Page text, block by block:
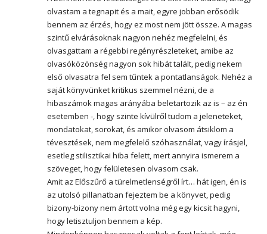
olvastam a tegnapit és a mait, egyre jobban erősödik
bennem az érzés, hogy ez most nem jött össze. A magas
szintű elvárásoknak nagyon nehéz megfelelni, és
olvasgattam a régebbi regényrészleteket, amibe az
olvasóközönség nagyon sok hibát talált, pedig nekem
első olvasatra fel sem tűntek a pontatlanságok. Nehéz a
saját könyvünket kritikus szemmel nézni, de a
hibaszámok magas arányába beletartozik az is – az én
esetemben -, hogy szinte kívülről tudom a jeleneteket,
mondatokat, sorokat, és amikor olvasom átsiklom a
tévesztések, nem megfelelő szóhasználat, vagy írásjel,
esetleg stilisztikai hiba felett, mert annyira ismerem a
szöveget, hogy felületesen olvasom csak.
Amit az Előszűrő a türelmetlenségről írt… hát igen, én is
az utolsó pillanatban fejeztem be a könyvet, pedig
bizony-bizony nem ártott volna még egy kicsit hagyni,
hogy letisztuljon bennem a kép.